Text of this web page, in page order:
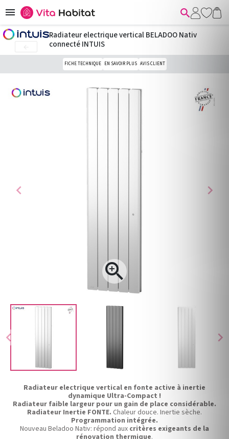
 
chevron_left chevron_right
chevron_left

chevron_right
Radiateur electrique vertical BELADOO Nativ
connecté INTUIS
FICHE TECHNIQUE EN SAVOIR PLUS AVIS CLIENT
Radiateur electrique vertical en fonte active à inertie
dynamique Ultra-Compact !
Radiateur faible largeur pour un gain de place considérable.
Radiateur Inertie FONTE. Chaleur douce. Inertie sèche.
Programmation intégrée.
Nouveau Beladoo Nativ: répond aux critères exigeants de la
rénovation thermique.